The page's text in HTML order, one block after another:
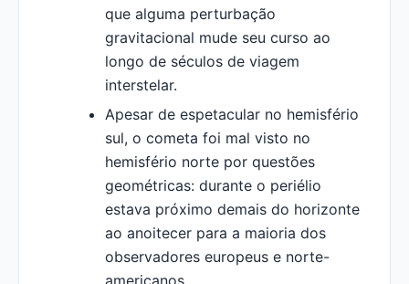
que alguma perturbação
gravitacional mude seu curso ao
longo de séculos de viagem
interstelar.
Apesar de espetacular no hemisfério
sul, o cometa foi mal visto no
hemisfério norte por questões
geométricas: durante o periélio
estava próximo demais do horizonte
ao anoitecer para a maioria dos
observadores europeus e norte-
americanos.